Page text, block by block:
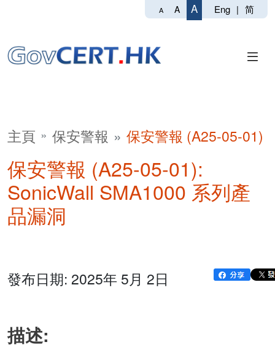
A A A Eng | 简
主頁 保安警報 保安警報 (A25-05-01)
保安警報 (A25-05-01):
SonicWall SMA1000 系列產
品漏洞
發布日期: 2025年 5月 2日
描述: